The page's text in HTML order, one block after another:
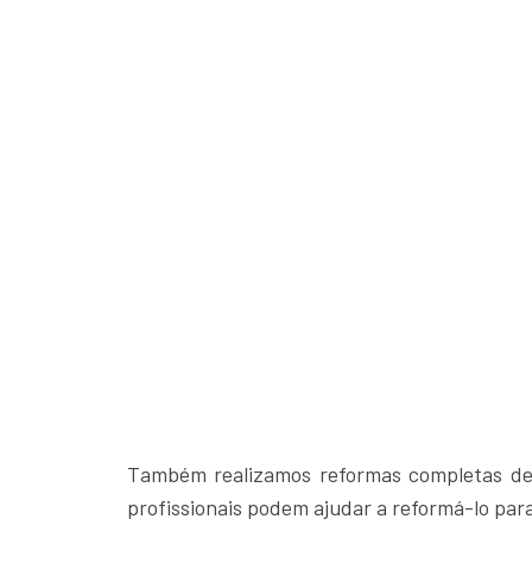
Também realizamos reformas completas
profissionais podem ajudar a reformá-lo